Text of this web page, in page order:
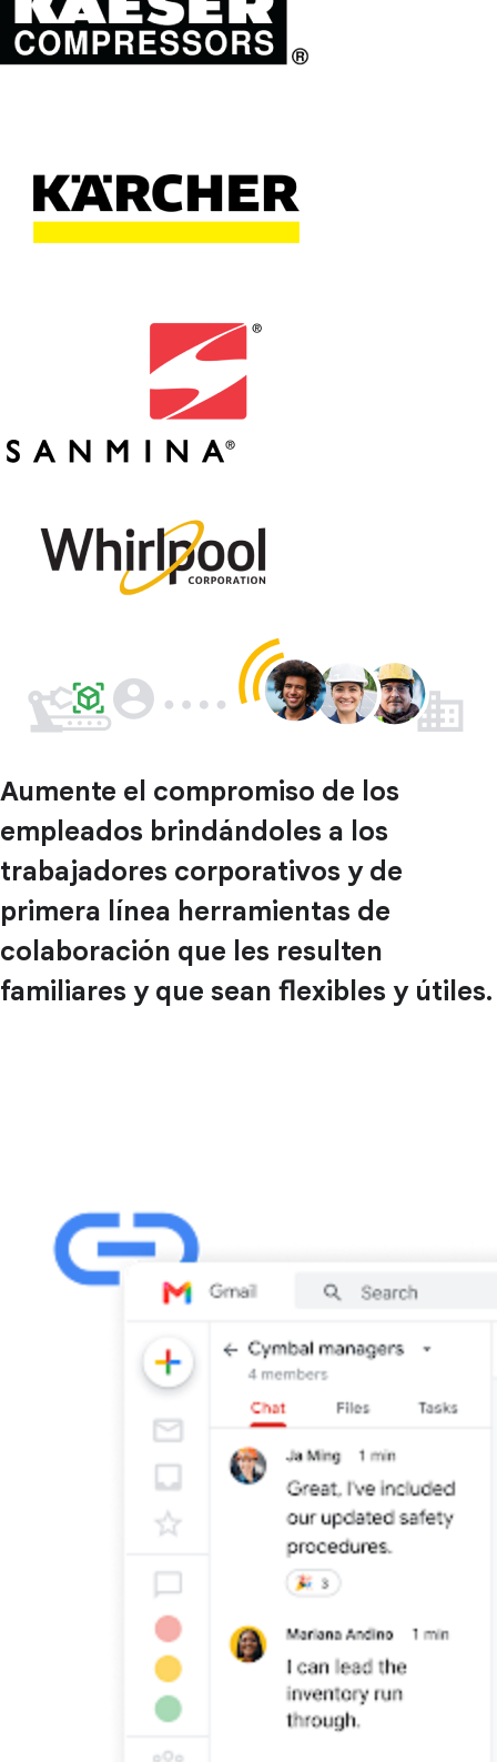
Aumente el compromiso de los
empleados brindándoles a los
trabajadores corporativos y de
primera línea herramientas de
colaboración que les resulten
familiares y que sean flexibles y útiles.